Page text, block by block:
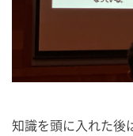
知識を頭に入れた後